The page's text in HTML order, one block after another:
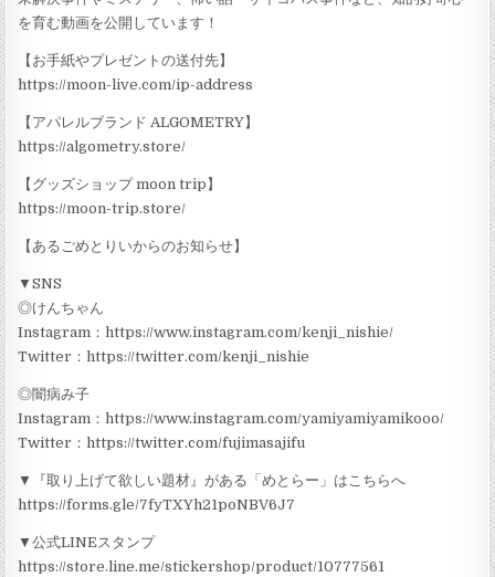
を育む動画を公開しています！
【お手紙やプレゼントの送付先】
https://moon-live.com/ip-address
【アパレルブランド ALGOMETRY】
https://algometry.store/
【グッズショップ moon trip】
https://moon-trip.store/
【あるごめとりいからのお知らせ】
▼SNS
◎けんちゃん
Instagram：https://www.instagram.com/kenji_nishie/
Twitter：https://twitter.com/kenji_nishie
◎闇病み子
Instagram：https://www.instagram.com/yamiyamiyamikooo/
Twitter：https://twitter.com/fujimasajifu
▼『取り上げて欲しい題材』がある「めとらー」はこちらへ
https://forms.gle/7fyTXYh21poNBV6J7
▼公式LINEスタンプ
https://store.line.me/stickershop/product/10777561